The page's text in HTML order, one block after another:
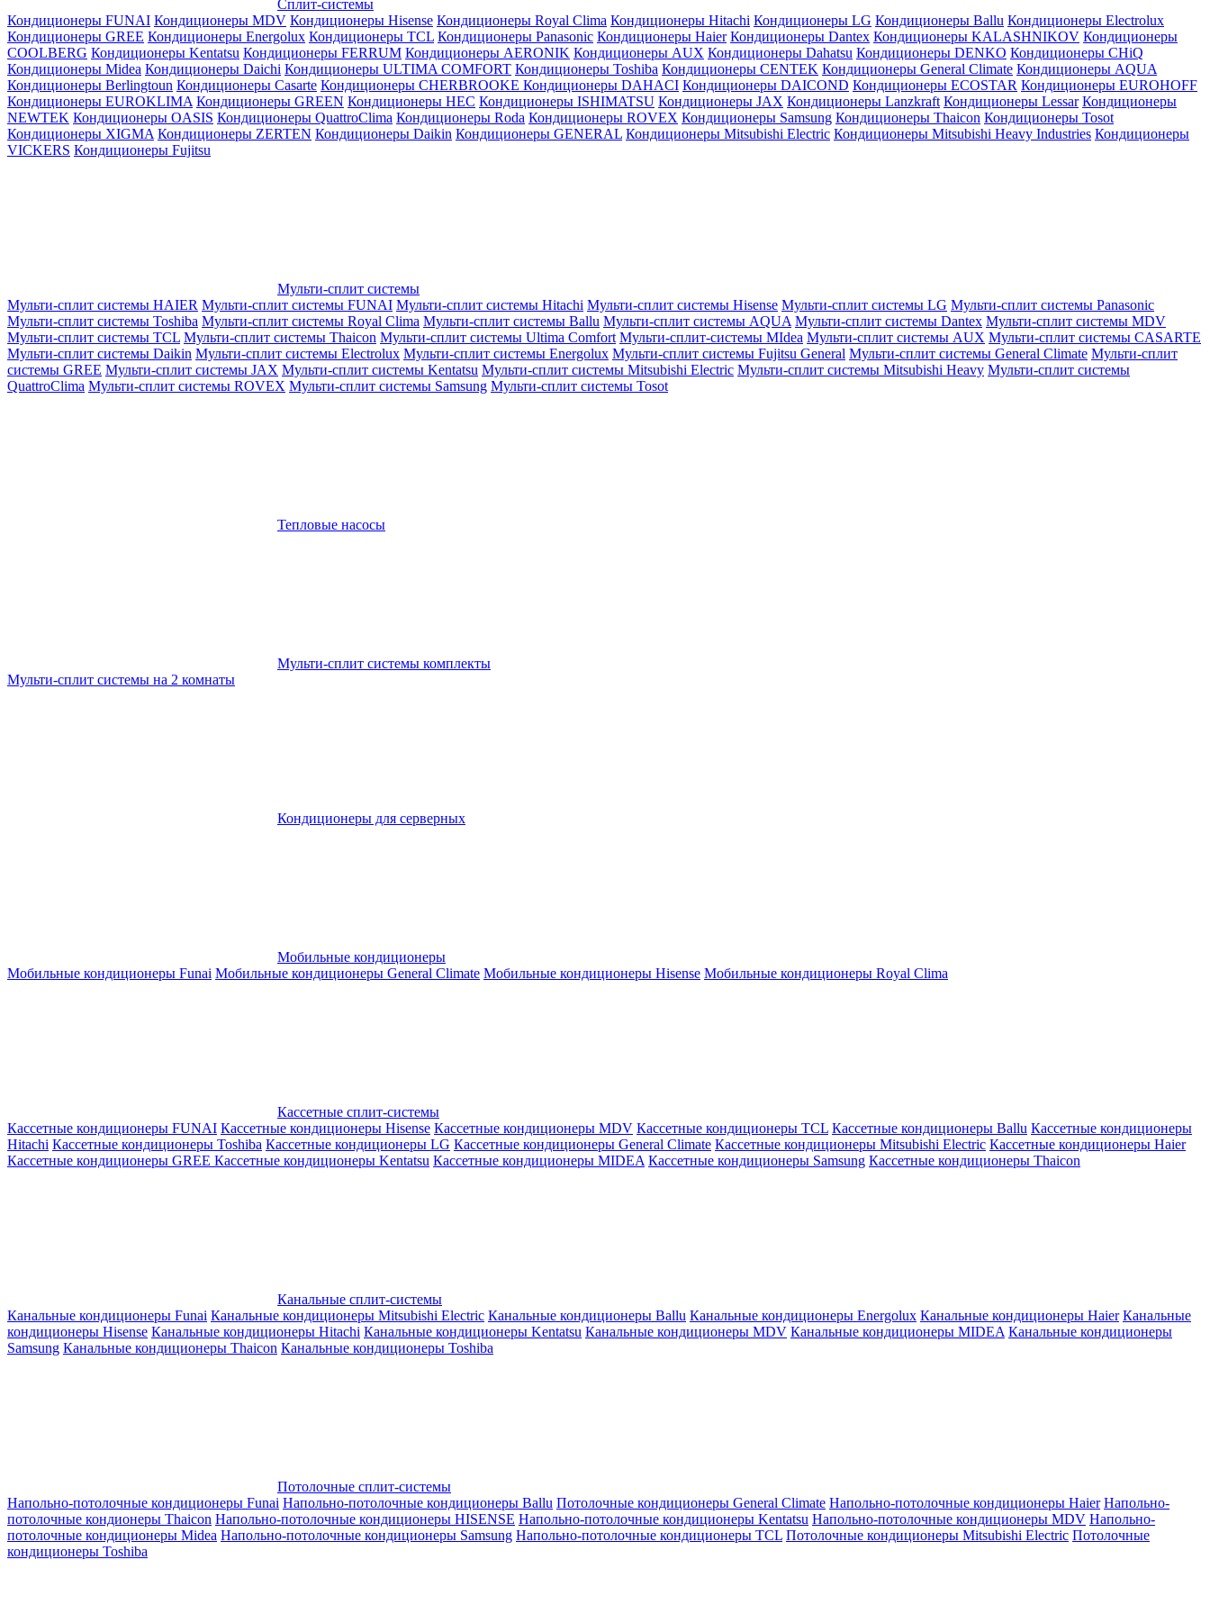
Сплит-системы
Кондиционеры FUNAI Кондиционеры MDV Кондиционеры Hisense Кондиционеры Royal Clima Кондиционеры Hitachi Кондиционеры LG Кондиционеры Ballu Кондиционеры Electrolux
Кондиционеры GREE Кондиционеры Energolux Кондиционеры TCL Кондиционеры Panasonic Кондиционеры Haier Кондиционеры Dantex Кондиционеры KALASHNIKOV Кондиционеры
СOOLBERG Кондиционеры Kentatsu Кондиционеры FERRUM Кондиционеры AERONIK Кондиционеры AUX Кондиционеры Dahatsu Кондиционеры DENKO Кондиционеры CHiQ
Кондиционеры Midea Кондиционеры Daichi Кондиционеры ULTIMA COMFORT Кондиционеры Toshiba Кондиционеры CENTEK Кондиционеры General Climate Кондиционеры AQUA
Кондиционеры Berlingtoun Кондиционеры Casarte Кондиционеры CHERBROOKE Кондиционеры DAHACI Кондиционеры DAICOND Кондиционеры ECOSTAR Кондиционеры EUROHOFF
Кондиционеры EUROKLIMA Кондиционеры GREEN Кондиционеры HEC Кондиционеры ISHIMATSU Кондиционеры JAX Кондиционеры Lanzkraft Кондиционеры Lessar Кондиционеры
NEWTEK Кондиционеры OASIS Кондиционеры QuattroClima Кондиционеры Roda Кондиционеры ROVEX Кондиционеры Samsung Кондиционеры Thaicon Кондиционеры Tosot
Кондиционеры XIGMA Кондиционеры ZERTEN Кондиционеры Daikin Кондиционеры GENERAL Кондиционеры Mitsubishi Electric Кондиционеры Mitsubishi Heavy Industries Кондиционеры
VICKERS Кондиционеры Fujitsu
Мульти-сплит системы
Мульти-сплит системы HAIER Мульти-сплит системы FUNAI Мульти-сплит системы Hitachi Мульти-сплит системы Hisense Мульти-сплит системы LG Мульти-сплит системы Panasonic
Мульти-сплит системы Toshiba Мульти-сплит системы Royal Clima Мульти-сплит системы Ballu Мульти-сплит системы AQUA Мульти-сплит системы Dantex Мульти-сплит системы MDV
Мульти-сплит системы TCL Мульти-сплит системы Thaicon Мульти-сплит системы Ultima Comfort Мульти-сплит-системы MIdea Мульти-сплит системы AUX Мульти-сплит системы CASARTE
Мульти-сплит системы Daikin Мульти-сплит системы Electrolux Мульти-сплит системы Energolux Мульти-сплит системы Fujitsu General Мульти-сплит системы General Climate Мульти-сплит
системы GREE Мульти-сплит системы JAX Мульти-сплит системы Kentatsu Мульти-сплит системы Mitsubishi Electric Мульти-сплит системы Mitsubishi Heavy Мульти-сплит системы
QuattroClima Мульти-сплит системы ROVEX Мульти-сплит системы Samsung Мульти-сплит системы Tosot
Тепловые насосы
Мульти-сплит системы комплекты
Мульти-сплит системы на 2 комнаты
Кондиционеры для серверных
Мобильные кондиционеры
Мобильные кондиционеры Funai Мобильные кондиционеры General Climate Мобильные кондиционеры Hisense Мобильные кондиционеры Royal Clima
Кассетные сплит-системы
Кассетные кондиционеры FUNAI Кассетные кондиционеры Hisense Кассетные кондиционеры MDV Кассетные кондиционеры TCL Кассетные кондиционеры Ballu Кассетные кондиционеры
Hitachi Кассетные кондиционеры Toshiba Кассетные кондиционеры LG Кассетные кондиционеры General Climate Кассетные кондиционеры Mitsubishi Electric Кассетные кондиционеры Haier
Кассетные кондиционеры GREE Кассетные кондиционеры Kentatsu Кассетные кондиционеры MIDEA Кассетные кондиционеры Samsung Кассетные кондиционеры Thaicon
Канальные сплит-системы
Канальные кондиционеры Funai Канальные кондиционеры Mitsubishi Electric Канальные кондиционеры Ballu Канальные кондиционеры Energolux Канальные кондиционеры Haier Канальные
кондиционеры Hisense Канальные кондиционеры Hitachi Канальные кондиционеры Kentatsu Канальные кондиционеры MDV Канальные кондиционеры MIDEA Канальные кондиционеры
Samsung Канальные кондиционеры Thaicon Канальные кондиционеры Toshiba
Потолочные сплит-системы
Напольно-потолочные кондиционеры Funai Напольно-потолочные кондиционеры Ballu Потолочные кондиционеры General Climate Напольно-потолочные кондиционеры Haier Напольно-
потолочные кондионеры Thaicon Напольно-потолочные кондиционеры HISENSE Напольно-потолочные кондиционеры Kentatsu Напольно-потолочные кондиционеры MDV Напольно-
потолочные кондиционеры Midea Напольно-потолочные кондиционеры Samsung Напольно-потолочные кондиционеры TCL Потолочные кондиционеры Mitsubishi Electric Потолочные
кондиционеры Toshiba